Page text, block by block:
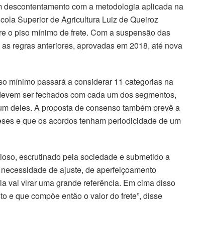
com a metodologia aplicada na
Superior de Agricultura Luiz de Queiroz
o piso mínimo de frete. Com a suspensão das
regras anteriores, aprovadas em 2018, até nova
mínimo passará a considerar 11 categorias na
ser fechados com cada um dos segmentos,
deles. A proposta de consenso também prevê a
e que os acordos tenham periodicidade de um
escrutinado pela sociedade e submetido a
de ajuste, de aperfeiçoamento
vai virar uma grande referência. Em cima disso
e que compõe então o valor do frete”, disse